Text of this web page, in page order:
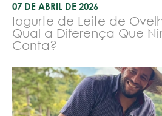
07 DE ABRIL DE 2026
Iogurte de Leite de
Qual a Diferença Que
Conta?